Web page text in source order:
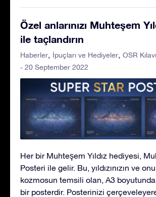
Özel anlarınızı Muhteşem
ile taçlandırın
Haberler İpuçları ve Hediyeler OSR
- 20 September 2022
Her bir Muhteşem Yıldız hediyesi,
Posteri ile gelir. Bu, yıldızınızın ve
kozmosun temsili olan, A3
bir posterdir. Posterinizi